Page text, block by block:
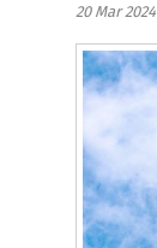
20 Mar 2024